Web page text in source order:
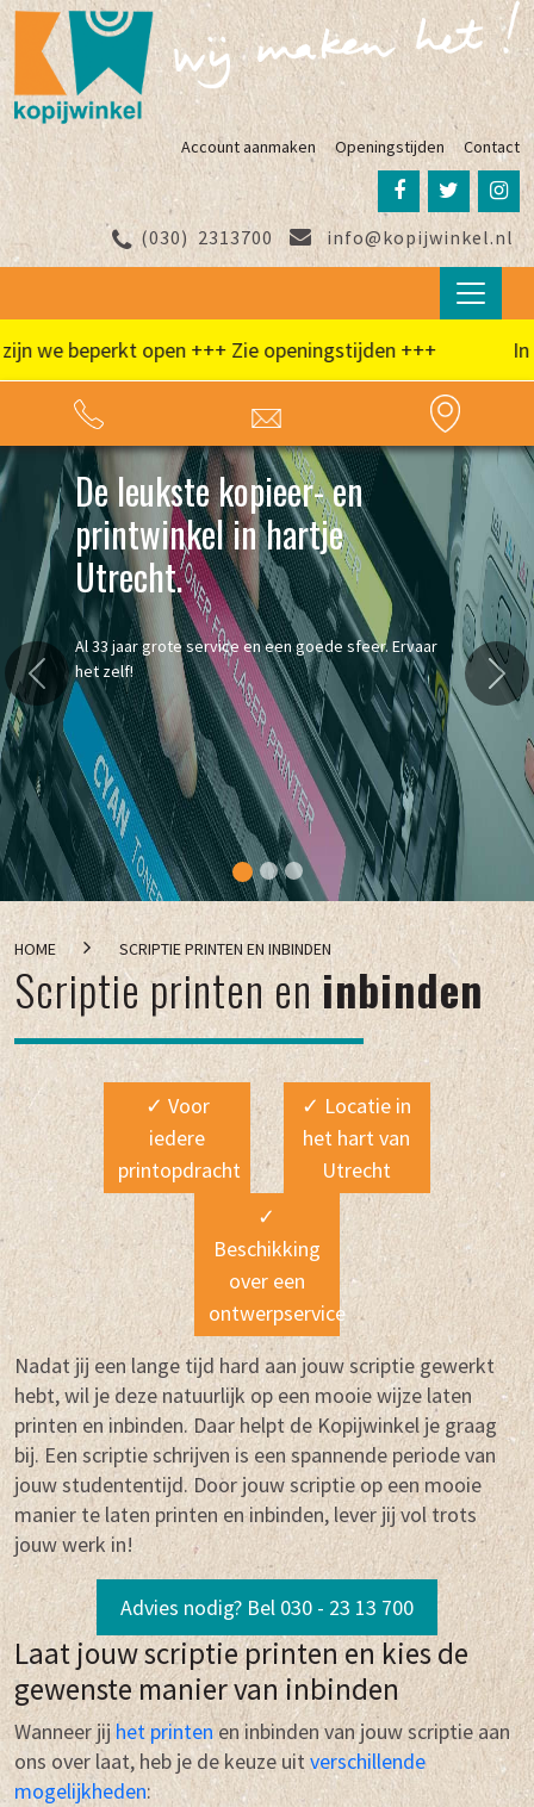
Account aanmaken Openingstijden Contact
(030) 2313700 info@kopijwinkel.nl
beperkt open +++ Zie openingstijden +++ In
Bestel online wat je
hebt
Ook voor kleine orders vanaf € 3,95!
Details
Previous
HOME SCRIPTIE PRINTEN EN INBINDEN
Scriptie printen eninbinden
✓ Voor
iedere
printopdracht
✓ Locatie in
het hart van
Utrecht
✓
Beschikking
over een
ontwerpservice
Nadat jij een lange tijd hard aan jouw scriptie gewerkt
hebt, wil je deze natuurlijk op een mooie wijze laten
printen en inbinden. Daar helpt de Kopijwinkel je graag
bij. Een scriptie schrijven is een spannende periode van
jouw studententijd. Door jouw scriptie op een mooie
manier te laten printen en inbinden, lever jij vol trots
jouw werk in!
Advies nodig? Bel 030 - 23 13 700
Laat jouw scriptie printen en kies de
gewenste manier van inbinden
Wanneer jij het printen en inbinden van jouw scriptie aan
ons over laat, heb je de keuze uitverschillende
mogelijkheden: